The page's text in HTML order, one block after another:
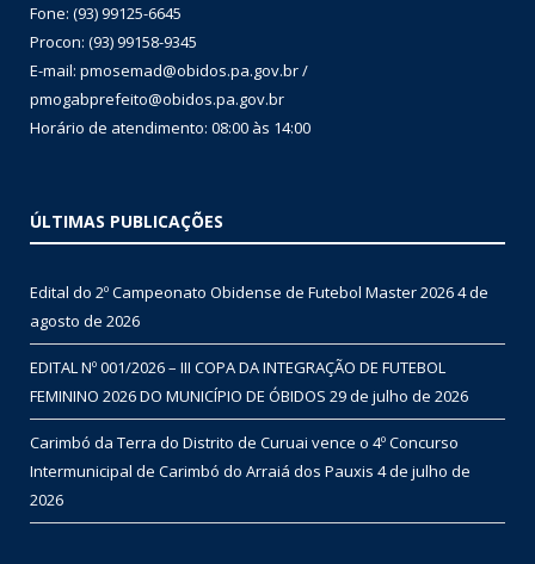
Fone: (93) 99125-6645
Procon: (93) 99158-9345
E-mail: pmosemad@obidos.pa.gov.br /
pmogabprefeito@obidos.pa.gov.br
Horário de atendimento: 08:00 às 14:00
ÚLTIMAS PUBLICAÇÕES
Edital do 2º Campeonato Obidense de Futebol Master 20264 de
agosto de 2026
EDITAL Nº 001/2026 – III COPA DA INTEGRAÇÃO DE FUTEBOL
FEMININO 2026 DO MUNICÍPIO DE ÓBIDOS 29 de julho de 2026
Carimbó da Terra do Distrito de Curuai vence o 4º Concurso
Intermunicipal de Carimbó do Arraiá dos Pauxis 4 de julho de
2026